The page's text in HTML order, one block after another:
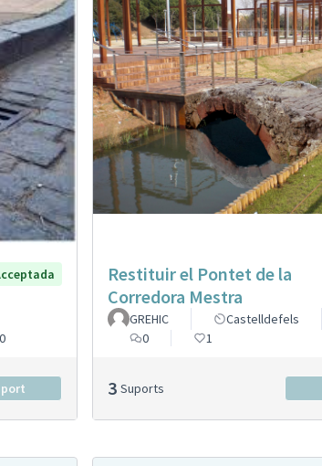
0
Restituir el Pontet de la
Corredora Mestra
GREHIC Castelldefels
0
1
3 Suports